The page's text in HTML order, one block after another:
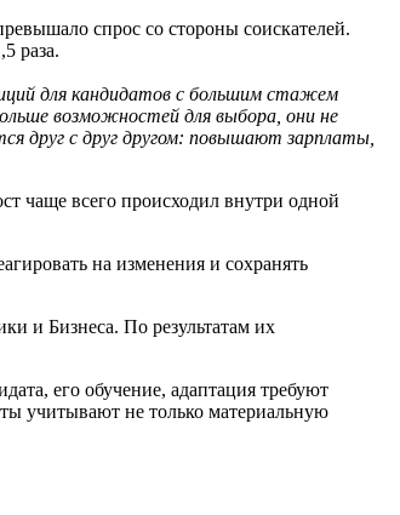
спрос со стороны соискателей.
раза.
для кандидатов с большим стажем
возможностей для выбора, они не
друг с друг другом: повышают зарплаты,
чаще всего происходил внутри одной
на изменения и сохранять
и Бизнеса. По результатам их
его обучение, адаптация требуют
учитывают не только материальную